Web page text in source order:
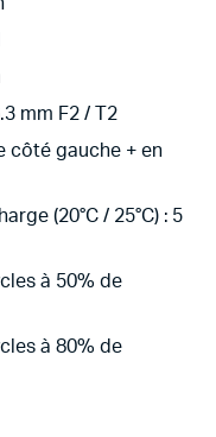
mm F2 / T2
côté gauche + en
(20°C / 25°C) : 5
à 50% de
à 80% de